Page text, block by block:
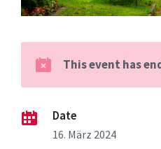
This event has
Date
16. März 2024